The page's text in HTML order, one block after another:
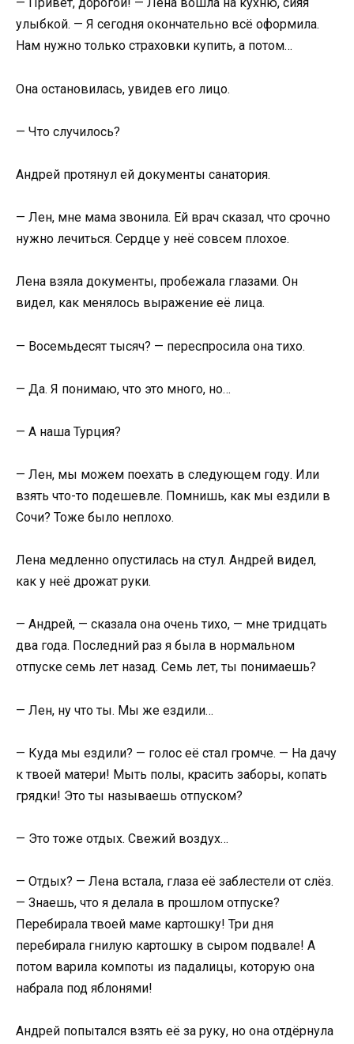
— Привет, дорогой! — Лена вошла на кухню, сияя
улыбкой. — Я сегодня окончательно всё оформила.
Нам нужно только страховки купить, а потом…
Она остановилась, увидев его лицо.
— Что случилось?
Андрей протянул ей документы санатория.
— Лен, мне мама звонила. Ей врач сказал, что срочно
нужно лечиться. Сердце у неё совсем плохое.
Лена взяла документы, пробежала глазами. Он
видел, как менялось выражение её лица.
— Восемьдесят тысяч? — переспросила она тихо.
— Да. Я понимаю, что это много, но…
— А наша Турция?
— Лен, мы можем поехать в следующем году. Или
взять что-то подешевле. Помнишь, как мы ездили в
Сочи? Тоже было неплохо.
Лена медленно опустилась на стул. Андрей видел,
как у неё дрожат руки.
— Андрей, — сказала она очень тихо, — мне тридцать
два года. Последний раз я была в нормальном
отпуске семь лет назад. Семь лет, ты понимаешь?
— Лен, ну что ты. Мы же ездили…
— Куда мы ездили? — голос её стал громче. — На дачу
к твоей матери! Мыть полы, красить заборы, копать
грядки! Это ты называешь отпуском?
— Это тоже отдых. Свежий воздух…
— Отдых? — Лена встала, глаза её заблестели от слёз.
— Знаешь, что я делала в прошлом отпуске?
Перебирала твоей маме картошку! Три дня
перебирала гнилую картошку в сыром подвале! А
потом варила компоты из падалицы, которую она
набрала под яблонями!
Андрей попытался взять её за руку, но она отдёрнула